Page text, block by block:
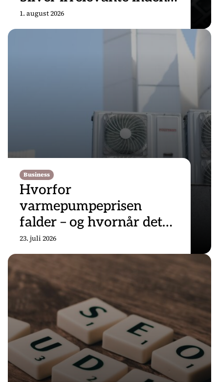
for 18 måneder
1. august 2026
Business
Hvorfor
varmepumpeprisen
falder – og hvornår det
stopper
23. juli 2026